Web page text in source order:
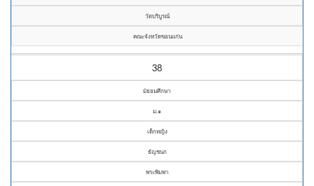
วัดบริบูรณ์
คณะจังหวัดขอนแก่น
38
มัธยมศึกษา
ม.๑
เด็กหญิง
ธัญชนก
พระพิมพา